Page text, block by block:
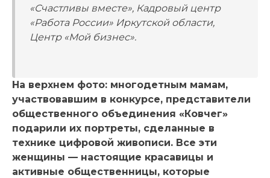
«Счастливы вместе», Кадровый центр
«Работа России» Иркутской области,
Центр «Мой бизнес».
На верхнем фото: многодетным мамам,
участвовавшим в конкурсе, представители
общественного объединения «Ковчег»
подарили их портреты, сделанные в
технике цифровой живописи. Все эти
женщины — настоящие красавицы и
активные общественницы, которые